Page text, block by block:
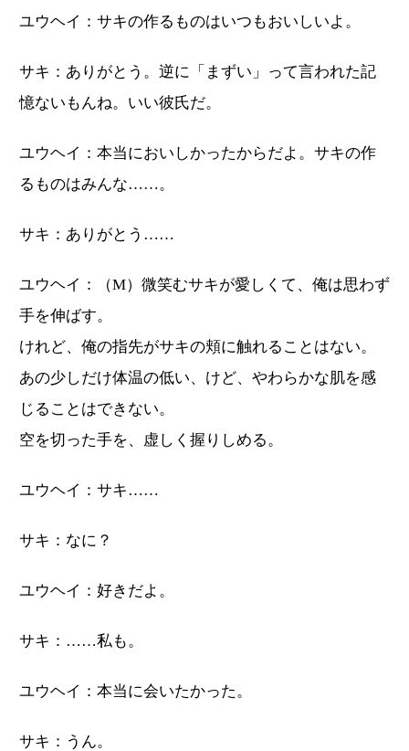
ユウヘイ：サキの作るものはいつもおいしいよ。
サキ：ありがとう。逆に「まずい」って言われた記
憶ないもんね。いい彼氏だ。
ユウヘイ：本当においしかったからだよ。サキの作
るものはみんな……。
サキ：ありがとう……
ユウヘイ：（M）微笑むサキが愛しくて、俺は思わず
手を伸ばす。
けれど、俺の指先がサキの頬に触れることはない。
あの少しだけ体温の低い、けど、やわらかな肌を感
じることはできない。
空を切った手を、虚しく握りしめる。
ユウヘイ：サキ……
サキ：なに？
ユウヘイ：好きだよ。
サキ：……私も。
ユウヘイ：本当に会いたかった。
サキ：うん。